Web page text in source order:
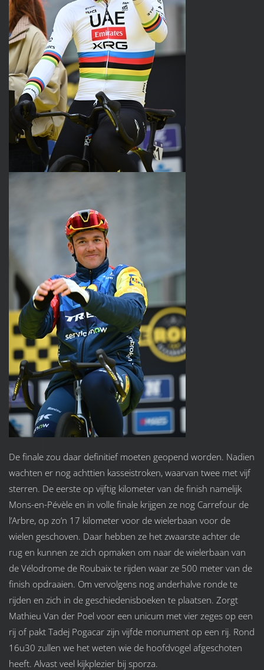
De finale zou daar definitief moeten geopend worden. Nadien
wachten er nog achttien kasseistroken, waarvan twee met vijf
sterren. De eerste op vijftig kilometer van de finish namelijk
Mons-en-Pévèle en in volle finale krijgen ze nog Carrefour de
l’Arbre, op zo’n 17 kilometer voor de wielerbaan voor de
wielen geschoven. Daar hebben ze het zwaarste achter de
rug en kunnen ze zich opmaken om naar de wielerbaan van
de Vélodrome de Roubaix te rijden waar ze 500 meter van de
finish opdraaien. Om vervolgens nog anderhalve ronde te
rijden en zich in de geschiedenisboeken te plaatsen. Zorgt
Mathieu Van der Poel voor een unicum met vier zeges op een
rij of pakt Tadej Pogacar zijn vijfde monument op een rij. Rond
16u30 zullen we het weten wie de hoofdvogel afgeschoten
heeft. Alvast veel kijkplezier bij sporza.